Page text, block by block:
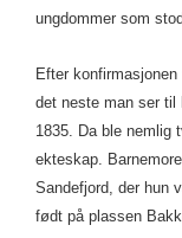
ungdommer som
Efter
det neste man ser til
1835. Da ble nemlig
ekteskap.
Sandefjord, der hun
født på plassen